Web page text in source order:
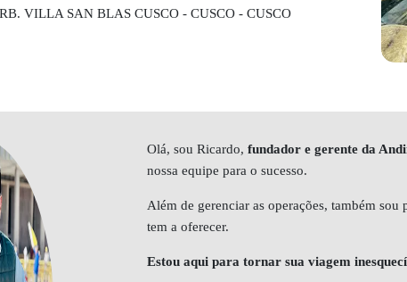
VILLA SAN BLAS CUSCO - CUSCO - CUSCO
Olá, sou Ricardo,fundador e gerente da
nossa equipe para o sucesso.
Além de gerenciar as operações, também
tem a oferecer.
Estou aqui para tornar sua viagem